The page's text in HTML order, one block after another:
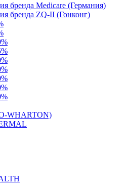
бренда Medicare (Германия)
бренда ZQ-II (Гонконг)
WHARTON)